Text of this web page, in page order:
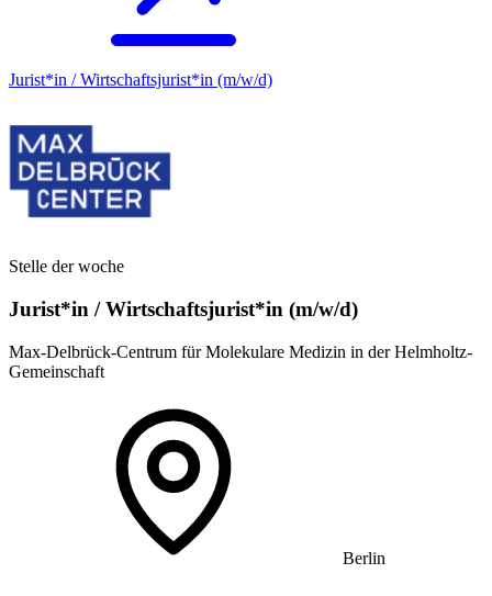
Jurist*in / Wirtschafts­jurist*in (m/w/d)
Stelle der woche
Jurist*in / Wirtschafts­jurist*in (m/w/d)
Max-Delbrück-Centrum für Molekulare Medizin in der Helmholtz-
Gemeinschaft
Berlin